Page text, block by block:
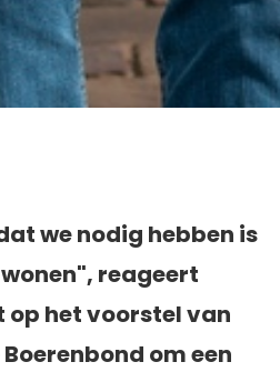
we nodig hebben is
reageert
op het voorstel van
om een